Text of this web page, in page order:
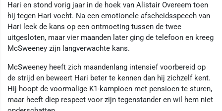
Hari en stond vorig jaar in de hoek van Alistair Overeem toen
hij tegen Hari vocht. Na een emotionele afscheidsspeech van
Hari leek de kans op een ontmoeting tussen de twee
uitgesloten, maar vier maanden later ging de telefoon en kreeg
McSweeney zijn langverwachte kans.
McSweeney heeft zich maandenlang intensief voorbereid op
de strijd en beweert Hari beter te kennen dan hij zichzelf kent.
Hij hoopt de voormalige K1-kampioen met pensioen te sturen,
maar heeft diep respect voor zijn tegenstander en wil hem niet